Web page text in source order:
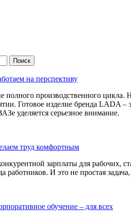
на перспективу
производственного цикла.
Готовое изделие бренда LADA
уделяется серьезное внимание.
труд комфортным
зарплаты для
работников. И это не простая
обучение – для всех